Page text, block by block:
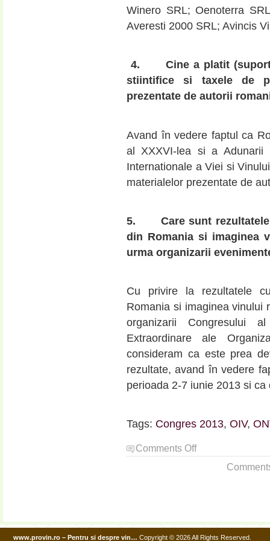
Winero SRL; Oenoterra
Averesti 2000 SRL; Avincis
4. Cine a platit
stiintifice si taxele de
prezentate de autorii
Avand în vedere faptul ca
al XXXVI-lea si a Adunarii
Internationale a Viei si
materialelor prezentate de
5. Care sunt
din Romania si imaginea
urma organizarii
Cu privire la rezultatele
Romania si imaginea vinului
organizarii Congresului
Extraordinare ale
consideram ca este prea
rezultate, avand în vedere
perioada 2-7 iunie 2013 si
Tags: Congres 2013, OIV,
Comments Offon
Q&A
oficiale
cu
www.provin.ro – Pentru si despre vin… Copyright © 2026 All Rights Reserved.